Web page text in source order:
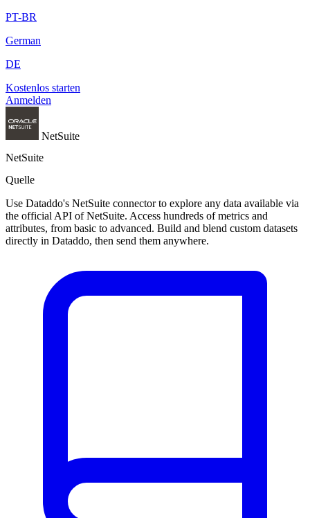
PT-BR
German
DE
Kostenlos starten
Anmelden
NetSuite
NetSuite
Quelle
Use Dataddo's NetSuite connector to explore any data available via
the official API of NetSuite. Access hundreds of metrics and
attributes, from basic to advanced. Build and blend custom datasets
directly in Dataddo, then send them anywhere.